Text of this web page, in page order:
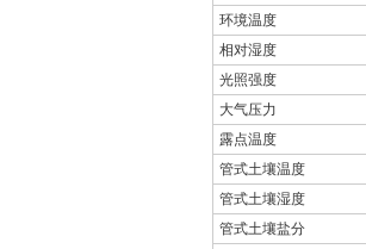
环境温度
相对湿度
光照强度
大气压力
露点温度
管式土壤温度
管式土壤湿度
管式土壤盐分